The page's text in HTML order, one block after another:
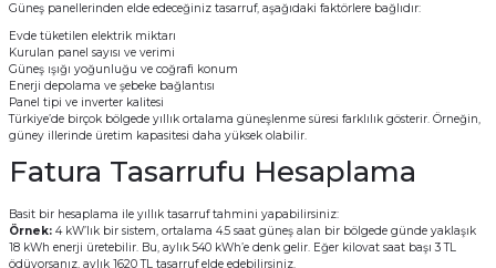
Güneş panellerinden elde edeceğiniz tasarruf, aşağıdaki faktörlere bağlıdır:
Evde tüketilen elektrik miktarı
Kurulan panel sayısı ve verimi
Güneş ışığı yoğunluğu ve coğrafi konum
Enerji depolama ve şebeke bağlantısı
Panel tipi ve inverter kalitesi
Türkiye’de birçok bölgede yıllık ortalama güneşlenme süresi farklılık gösterir. Örneğin,
güney illerinde üretim kapasitesi daha yüksek olabilir.
Fatura Tasarrufu Hesaplama
Basit bir hesaplama ile yıllık tasarruf tahmini yapabilirsiniz:
Örnek: 4 kW’lık bir sistem, ortalama 4.5 saat güneş alan bir bölgede günde yaklaşık
18 kWh enerji üretebilir. Bu, aylık 540 kWh’e denk gelir. Eğer kilovat saat başı 3 TL
ödüyorsanız, aylık 1620 TL tasarruf elde edebilirsiniz.